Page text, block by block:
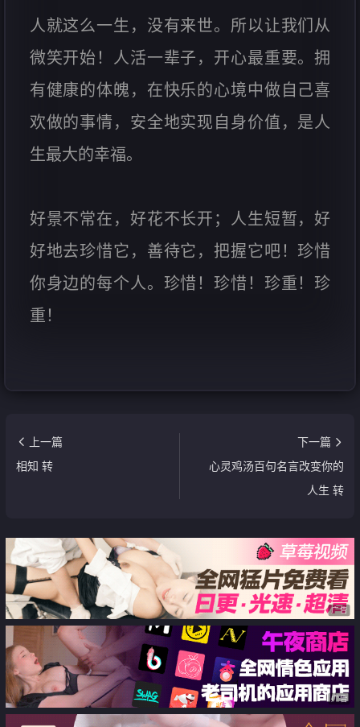
人就这么一生，没有来世。所以让我们从
微笑开始！人活一辈子，开心最重要。拥
有健康的体魄，在快乐的心境中做自己喜
欢做的事情，安全地实现自身价值，是人
生最大的幸福。
好景不常在，好花不长开；人生短暂，好
好地去珍惜它，善待它，把握它吧！珍惜
你身边的每个人。珍惜！珍惜！珍重！珍
重！
上一篇
相知 转
下一篇
心灵鸡汤百句名言改变你的
人生 转
广告
广告